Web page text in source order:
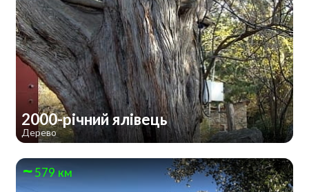
2000-річний ялівець
Дерево
579 км